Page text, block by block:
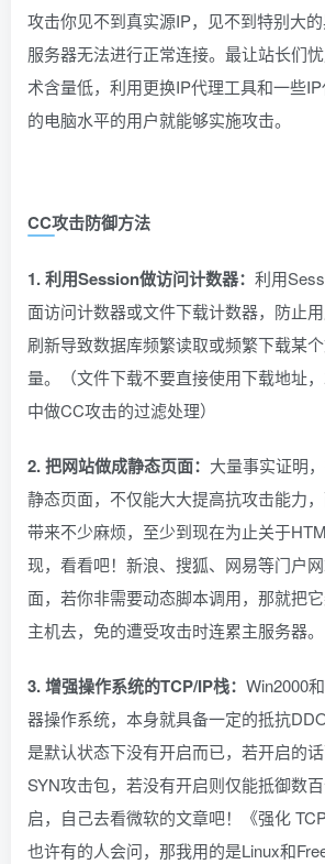
攻击你见不到真实源IP，见不到特别大
服务器无法进行正常连接。最让站长们
术含量低，利用更换IP代理工具和一些
的电脑水平的用户就能够实施攻击。
CC攻击防御方法
1. 利用Session做访问计数器： 利用
面访问计数器或文件下载计数器，防止
刷新导致数据库频繁读取或频繁下载某
量。（文件下载不要直接使用下载地址
中做CC攻击的过滤处理）
2. 把网站做成静态页面： 大量事实证明
静态页面，不仅能大大提高抗攻击能力
带来不少麻烦，至少到现在为止关于
现，看看吧！新浪、搜狐、网易等门户
面，若你非需要动态脚本调用，那就把
主机去，免的遭受攻击时连累主服务器。
3. 增强操作系统的TCP/IP栈： Win2000
器操作系统，本身就具备一定的抵抗
是默认状态下没有开启而已，若开启的
SYN攻击包，若没有开启则仅能抵御数
启，自己去看微软的文章吧！《强化
也许有的人会问，那我用的是Linux和